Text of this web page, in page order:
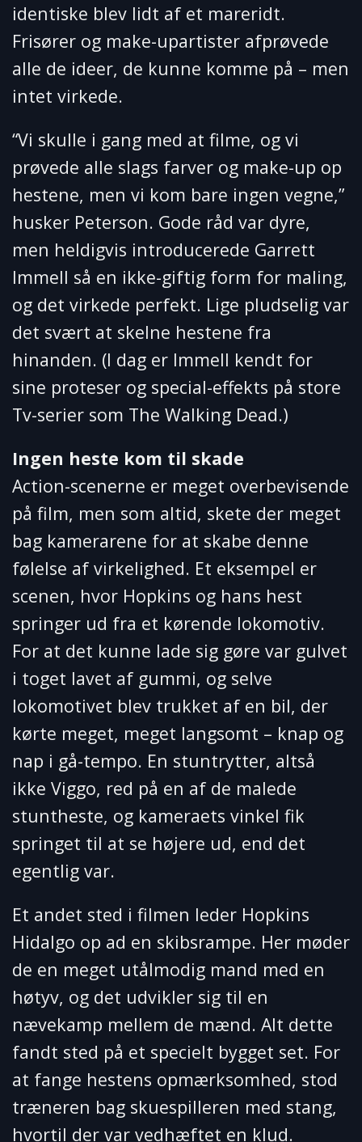
identiske blev lidt af et mareridt.
Frisører og make-upartister afprøvede
alle de ideer, de kunne komme på – men
intet virkede.
“Vi skulle i gang med at filme, og vi
prøvede alle slags farver og make-up op
hestene, men vi kom bare ingen vegne,”
husker Peterson. Gode råd var dyre,
men heldigvis introducerede Garrett
Immell så en ikke-giftig form for maling,
og det virkede perfekt. Lige pludselig var
det svært at skelne hestene fra
hinanden. (I dag er Immell kendt for
sine proteser og special-effekts på store
Tv-serier som The Walking Dead.)
Ingen heste kom til skade
Action-scenerne er meget overbevisende
på film, men som altid, skete der meget
bag kamerarene for at skabe denne
følelse af virkelighed. Et eksempel er
scenen, hvor Hopkins og hans hest
springer ud fra et kørende lokomotiv.
For at det kunne lade sig gøre var gulvet
i toget lavet af gummi, og selve
lokomotivet blev trukket af en bil, der
kørte meget, meget langsomt – knap og
nap i gå-tempo. En stuntrytter, altså
ikke Viggo, red på en af de malede
stuntheste, og kameraets vinkel fik
springet til at se højere ud, end det
egentlig var.
Et andet sted i filmen leder Hopkins
Hidalgo op ad en skibsrampe. Her møder
de en meget utålmodig mand med en
høtyv, og det udvikler sig til en
nævekamp mellem de mænd. Alt dette
fandt sted på et specielt bygget set. For
at fange hestens opmærksomhed, stod
træneren bag skuespilleren med stang,
hvortil der var vedhæftet en klud.